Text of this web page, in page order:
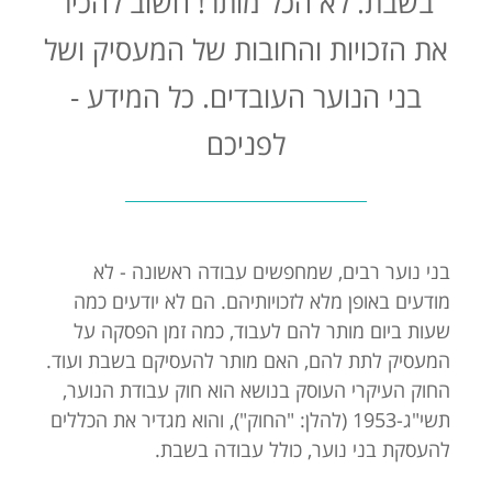
את הזכויות והחובות של המעסיק ושל
בני הנוער העובדים. כל המידע -
לפניכם
בני נוער רבים, שמחפשים עבודה ראשונה - לא
מודעים באופן מלא לזכויותיהם. הם לא יודעים כמה
שעות ביום מותר להם לעבוד, כמה זמן הפסקה על
המעסיק לתת להם, האם מותר להעסיקם בשבת ועוד.
החוק העיקרי העוסק בנושא הוא חוק עבודת הנוער,
תשי"ג-1953 (להלן: "החוק"), והוא מגדיר את הכללים
להעסקת בני נוער, כולל עבודה בשבת.